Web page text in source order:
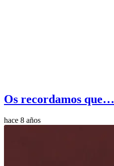
Os recordamos que…
hace 8 años